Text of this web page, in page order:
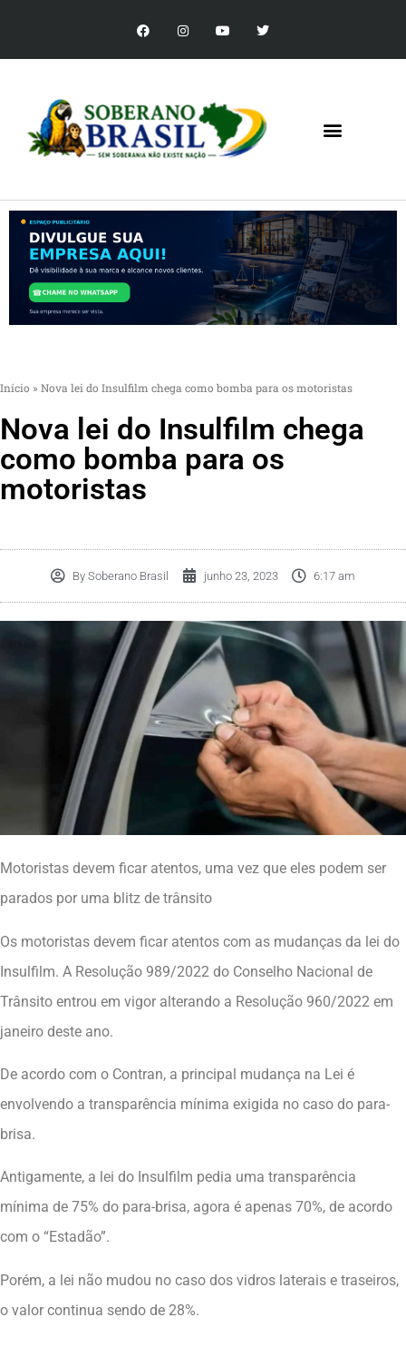
Início » Nova lei do Insulfilm chega como bomba para os motoristas
Nova lei do Insulfilm chega
como bomba para os
motoristas
By Soberano Brasil junho 23, 2023 6:17 am
Motoristas devem ficar atentos, uma vez que eles podem ser
parados por uma blitz de trânsito
Os motoristas devem ficar atentos com as mudanças da lei do
Insulfilm. A Resolução 989/2022 do Conselho Nacional de
Trânsito entrou em vigor alterando a Resolução 960/2022 em
janeiro deste ano.
De acordo com o Contran, a principal mudança na Lei é
envolvendo a transparência mínima exigida no caso do para-
brisa.
Antigamente, a lei do Insulfilm pedia uma transparência
mínima de 75% do para-brisa, agora é apenas 70%, de acordo
com o “Estadão”.
Porém, a lei não mudou no caso dos vidros laterais e traseiros,
o valor continua sendo de 28%.